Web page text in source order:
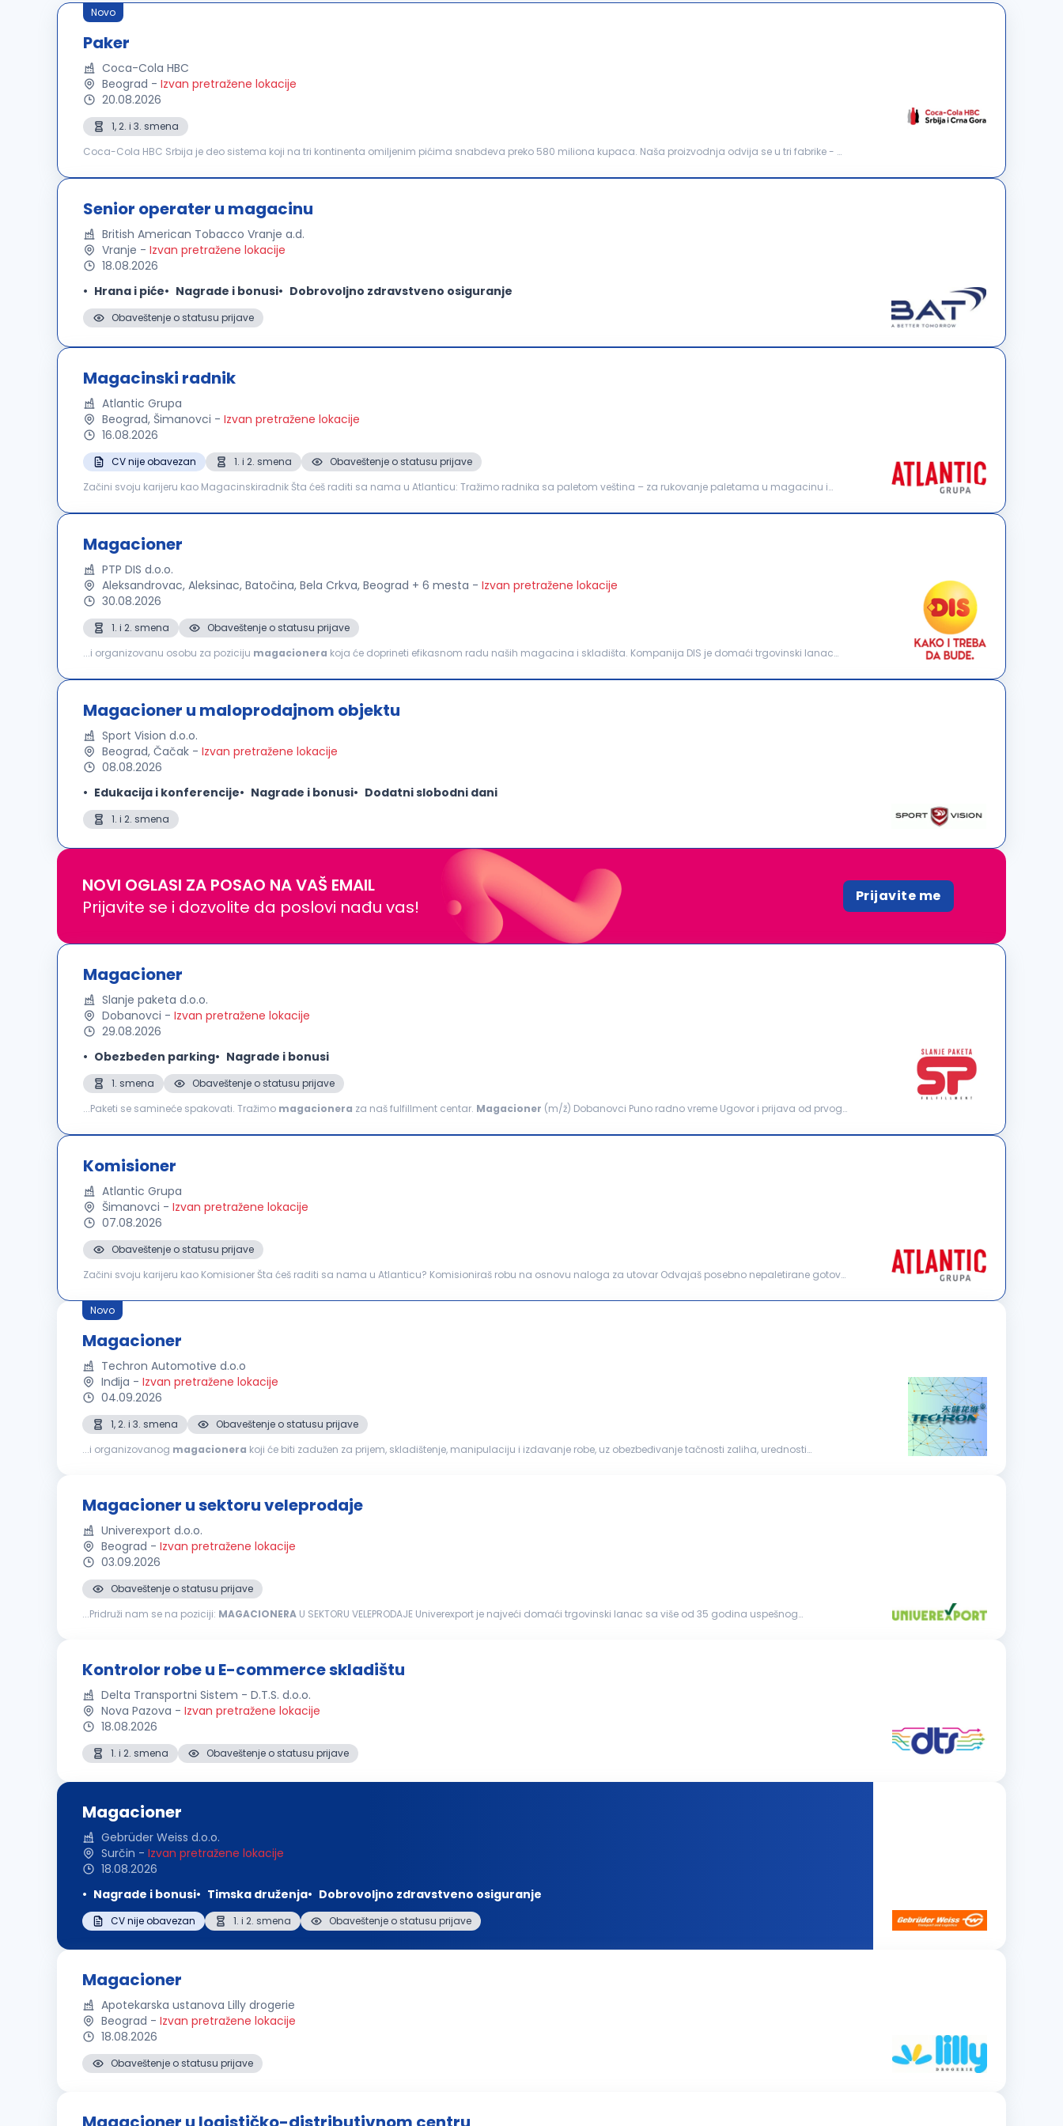
Novo
Paker
Coca-Cola HBC
Beograd - Izvan pretražene lokacije
20.08.2026
1, 2. i 3. smena
Coca-Cola HBC Srbija je deo sistema koji na tri kontinenta omiljenim pićima snabdeva preko 580 miliona kupaca. Naša proizvodnja odvija se u tri fabrike - u
Senior operater u magacinu
British American Tobacco Vranje a.d.
Vranje - Izvan pretražene lokacije
18.08.2026
Hrana i piće
Nagrade i bonusi Dobrovoljno zdravstveno osiguranje
Obaveštenje o statusu prijave
Magacinski radnik
Atlantic Grupa
Beograd, Šimanovci - Izvan pretražene lokacije
16.08.2026
CV nije obavezan 1. i 2. smena
Obaveštenje o statusu prijave
Začini svoju karijeru kao Magacinskiradnik Šta ćeš raditi sa nama u Atlanticu: Tražimo radnika sa paletom veština – za rukovanje paletama u magacinu i
Magacioner
PTP DIS d.o.o.
Aleksandrovac, Aleksinac, Batočina, Bela Crkva, Beograd + 6 mesta - Izvan pretražene lokacije
30.08.2026
1. i 2. smena
Obaveštenje o statusu prijave
...i organizovanu osobu za poziciju magacionera koja će doprineti efikasnom radu naših magacina i skladišta. Kompanija DIS je domaći trgovinski lanac
Magacioner u maloprodajnom objektu
Sport Vision d.o.o.
Beograd, Čačak - Izvan pretražene lokacije
08.08.2026
Edukacija i konferencije
Nagrade i bonusi Dodatni slobodni dani
1. i 2. smena
NOVI OGLASI ZA POSAO NA VAŠ EMAIL
Prijavite se i dozvolite da poslovi nađu vas!
Prijavite me
Magacioner
Slanje paketa d.o.o.
Dobanovci - Izvan pretražene lokacije
29.08.2026
Obezbeđen parking
Nagrade i bonusi
1. smena
Obaveštenje o statusu prijave
...Paketi se samineće spakovati. Tražimo magacionera za naš fulfillment centar. Magacioner (m/ž) Dobanovci Puno radno vreme Ugovor i prijava od prvog
Komisioner
Atlantic Grupa
Šimanovci - Izvan pretražene lokacije
07.08.2026
Obaveštenje o statusu prijave
Začini svoju karijeru kao Komisioner Šta ćeš raditi sa nama u Atlanticu? Komisioniraš robu na osnovu naloga za utovar Odvajaš posebno nepaletirane gotove
Novo
Magacioner
Techron Automotive d.o.o
Inđija - Izvan pretražene lokacije
04.09.2026
1, 2. i 3. smena
Obaveštenje o statusu prijave
...i organizovanog magacionera koji će biti zadužen za prijem, skladištenje, manipulaciju i izdavanje robe, uz obezbeđivanje tačnosti zaliha, urednosti
Magacioner u sektoru veleprodaje
Univerexport d.o.o.
Beograd - Izvan pretražene lokacije
03.09.2026
Obaveštenje o statusu prijave
...Pridruži nam se na poziciji: MAGACIONERA U SEKTORU VELEPRODAJE Univerexport je najveći domaći trgovinski lanac sa više od 35 godina uspešnog
Kontrolor robe u E-commerce skladištu
Delta Transportni Sistem - D.T.S. d.o.o.
Nova Pazova - Izvan pretražene lokacije
18.08.2026
1. i 2. smena Obaveštenje o statusu prijave
Magacioner
Gebrüder Weiss d.o.o.
Surčin - Izvan pretražene lokacije
18.08.2026
Nagrade i bonusi
Timska druženja Dobrovoljno zdravstveno osiguranje
CV nije obavezan 1. i 2. smena Obaveštenje o statusu prijave
Magacioner
Apotekarska ustanova Lilly drogerie
Beograd - Izvan pretražene lokacije
18.08.2026
Obaveštenje o statusu prijave